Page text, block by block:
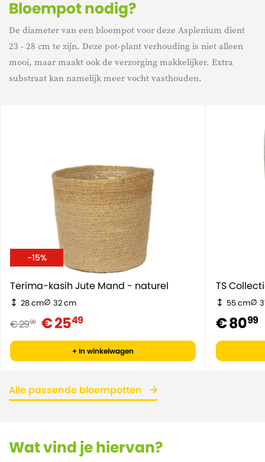
Bloempot nodig?
De diameter van een bloempot voor deze Asplenium dient
23 - 28 cm te zijn. Deze pot-plant verhouding is niet alleen
mooi, maar maakt ook de verzorging makkelijker. Extra
substraat kan namelijk meer vocht vasthouden.
-15%
Terima-kasih Jute Mand - naturel
28 cm 32 cm
€ 2999 € 2549
+ In winkelwagen
TS
55 cm
€ 8099
Alle passende bloempotten
Wat vind je hiervan?